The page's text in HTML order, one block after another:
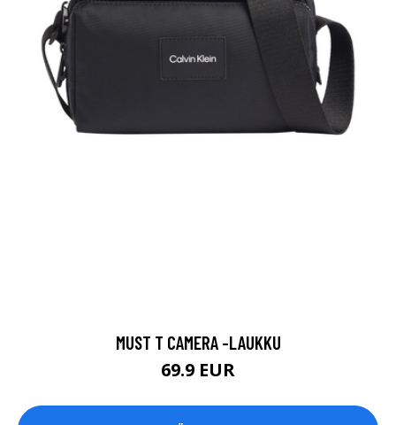
MUST T CAMERA -LAUKKU
69.9 EUR